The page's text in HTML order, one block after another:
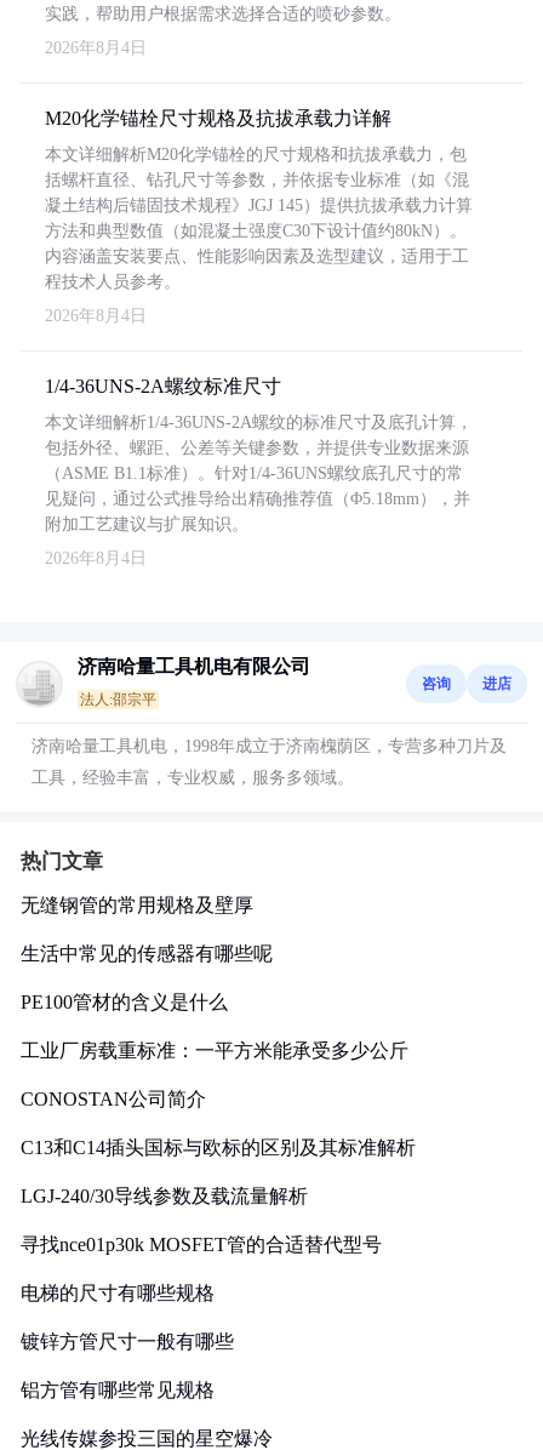
实践，帮助用户根据需求选择合适的喷砂参数。
2026年8月4日
M20化学锚栓尺寸规格及抗拔承载力详解
本文详细解析M20化学锚栓的尺寸规格和抗拔承载力，包
括螺杆直径、钻孔尺寸等参数，并依据专业标准（如《混
凝土结构后锚固技术规程》JGJ 145）提供抗拔承载力计算
方法和典型数值（如混凝土强度C30下设计值约80kN）。
内容涵盖安装要点、性能影响因素及选型建议，适用于工
程技术人员参考。
2026年8月4日
1/4-36UNS-2A螺纹标准尺寸
本文详细解析1/4-36UNS-2A螺纹的标准尺寸及底孔计算，
包括外径、螺距、公差等关键参数，并提供专业数据来源
（ASME B1.1标准）。针对1/4-36UNS螺纹底孔尺寸的常
见疑问，通过公式推导给出精确推荐值（Φ5.18mm），并
附加工艺建议与扩展知识。
2026年8月4日
济南哈量工具机电有限公司
法人:邵宗平
咨询 进店
济南哈量工具机电，1998年成立于济南槐荫区，专营多种刀片及
工具，经验丰富，专业权威，服务多领域。
热门文章
无缝钢管的常用规格及壁厚
生活中常见的传感器有哪些呢
PE100管材的含义是什么
工业厂房载重标准：一平方米能承受多少公斤
CONOSTAN公司简介
C13和C14插头国标与欧标的区别及其标准解析
LGJ-240/30导线参数及载流量解析
寻找nce01p30k MOSFET管的合适替代型号
电梯的尺寸有哪些规格
镀锌方管尺寸一般有哪些
铝方管有哪些常见规格
光线传媒参投三国的星空爆冷